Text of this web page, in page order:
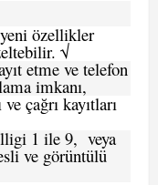
özellikler
√
etme ve telefon
imkanı,
çağrı kayıtları
1 ile 9, veya
ve görüntülü